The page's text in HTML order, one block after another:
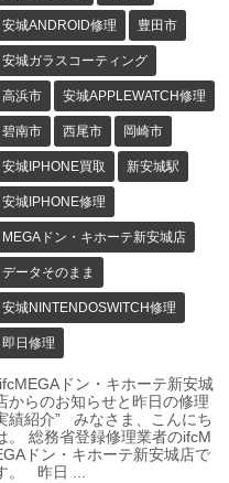
安城ANDROID修理 豊田市
安城ガラスコーティング
高浜市 安城APPLEWATCH修理
碧南市 西尾市 岡崎市
安城IPHONE買取 新安城駅
安城IPHONE修理
MEGAドン・キホーテ新安城店
データそのまま
安城NINTENDOSWITCH修理
即日修理
ドン・キホーテ新安城
からのお知らせと昨日の修理
績紹介” みなさま、こんにち
。 総務省登録修理業者のifcM
ドン・キホーテ新安城店で
。 昨日 ...